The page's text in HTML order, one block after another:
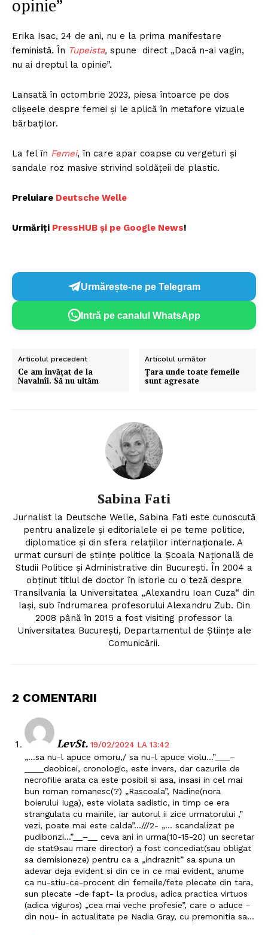
opinie”
Erika Isac, 24 de ani, nu e la prima manifestare
feministă. În Tupeista, spune direct „Dacă n-ai vagin,
nu ai dreptul la opinie”.
Lansată în octombrie 2023, piesa întoarce pe dos
clișeele despre femei și le aplică în metafore vizuale
bărbaților.
La fel în Femei, în care apar coapse cu vergeturi și
sandale roz masive strivind soldățeii de plastic.
Preluiare Deutsche Welle
Urmăriți PressHUB și pe Google News!
Urmărește-ne pe Telegram
Intră pe canalul WhatsApp
Articolul precedent
Ce am învățat de la
Navalnîi. Să nu uităm
Articolul următor
Țara unde toate femeile
sunt agresate
Sabina Fati
Jurnalist la Deutsche Welle, Sabina Fati este cunoscută
pentru analizele şi editorialele ei pe teme politice,
diplomatice şi din sfera relaţiilor internaţionale. A
urmat cursuri de ştiinţe politice la Şcoala Naţională de
Studii Politice şi Administrative din Bucureşti. În 2004 a
obţinut titlul de doctor în istorie cu o teză despre
Transilvania la Universitatea „Alexandru Ioan Cuza“ din
Iaşi, sub îndrumarea profesorului Alexandru Zub. Din
2008 până în 2015 a fost visiting professor la
Universitatea Bucureşti, Departamentul de Ştiinţe ale
Comunicării.
2 COMENTARII
LevSt. 19/02/2024 LA 13:42
„…sa nu-l apuce omoru,/ sa nu-l apuce violu…”___–
____deobicei, cronologic, este invers, dar cazurile de
necrofilie arata ca este posibil si asa, insasi in cel mai
bun roman romanesc(?) „Rascoala”, Nadine(nora
boierului Iuga), este violata sadistic, in timp ce era
strangulata cu mainile, iar autorul ii zice urmatorului ,”
vezi, poate mai este calda”…///2- „… scandalizat pe
pudibonzi…”__–__ ceva ani in urma(10-15-20) un secretar
de stat9sau mare director) a fost concediat(sau obligat
sa demisioneze) pentru ca a „indraznit” sa spuna un
adevar deja evident si din ce in ce mai evident, anume
ca nu-stiu-ce-procent din femeile/fete plecate din tara,
sun plecate -de fapt- la produs, adica practica virtuos
(adica viguros) „cea mai veche profesie”, care o aduce -
din nou- in actualitate pe Nadia Gray, cu premonitia sa…